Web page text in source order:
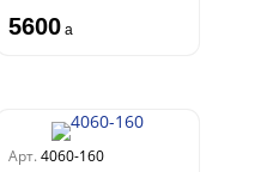
5600 a
Арт. 4060-160